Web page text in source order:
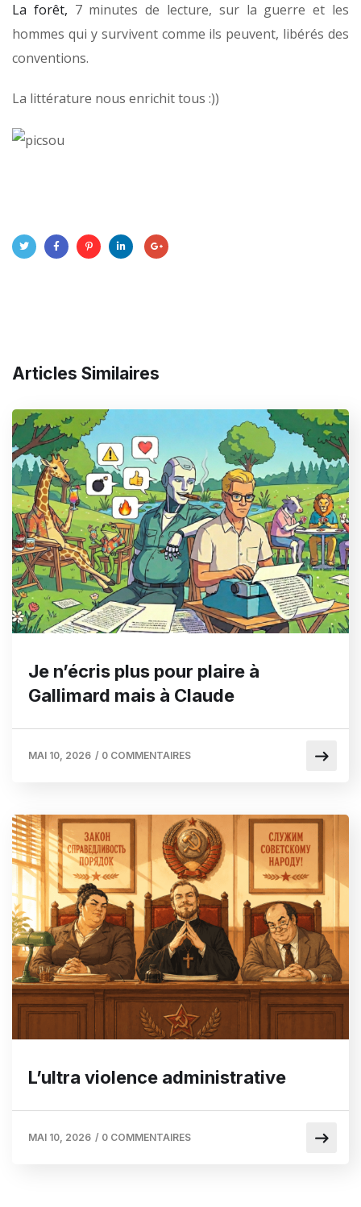
La forêt, 7 minutes de lecture, sur la guerre et les
hommes qui y survivent comme ils peuvent, libérés des
conventions.
La littérature nous enrichit tous :))
Articles Similaires
Je n’écris plus pour plaire à
Gallimard mais à Claude
MAI 10, 2026 / 0 COMMENTAIRES
L’ultra violence administrative
MAI 10, 2026 / 0 COMMENTAIRES